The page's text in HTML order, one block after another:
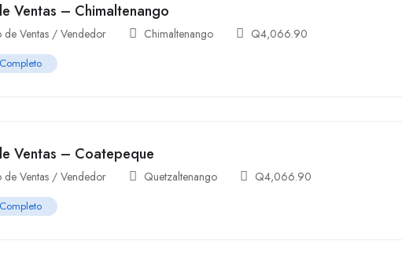
Ventas – Chimaltenango
de Ventas / Vendedor Chimaltenango Q4,066.90
Ventas – Coatepeque
de Ventas / Vendedor Quetzaltenango Q4,066.90